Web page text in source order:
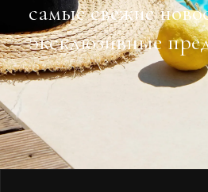
самые свежие
эксклюзивные